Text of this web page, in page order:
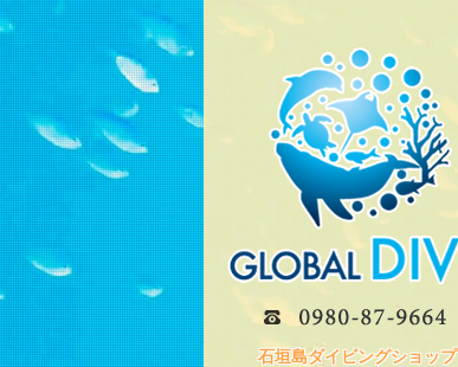
石垣島ダイビングショップ